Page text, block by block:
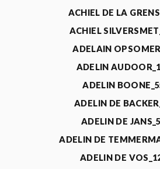
ACHIEL DE LA
ACHIEL
ADELAIN
ADELIN
ADELIN
ADELIN DE
ADELIN DE
ADELIN DE
ADELIN DE